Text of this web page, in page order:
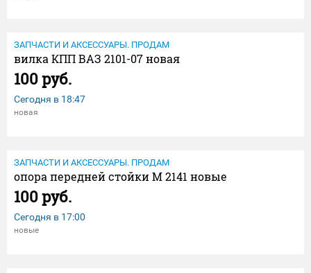
ЗАПЧАСТИ И АКСЕССУАРЫ. ПРОДАМ
вилка КПП ВАЗ 2101-07 новая
100 руб.
Сегодня в 18:47
новая
ЗАПЧАСТИ И АКСЕССУАРЫ. ПРОДАМ
опора передней стойки М 2141 новые
100 руб.
Сегодня в 17:00
новые